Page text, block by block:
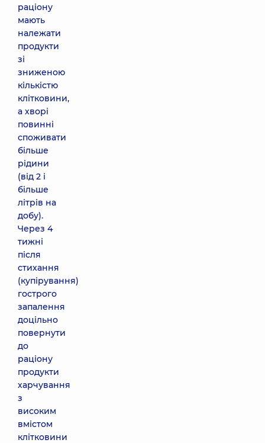
раціону
мають
належати
продукти
зі
зниженою
кількістю
клітковини,
а хворі
повинні
споживати
більше
рідини
(від 2 і
більше
літрів на
добу).
Через 4
тижні
після
стихання
(купірування)
гострого
запалення
доцільно
повернути
до
раціону
продукти
харчування
з
високим
вмістом
клітковини